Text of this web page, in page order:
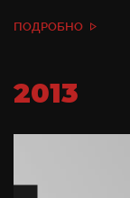
ПОДРОБНО
2013